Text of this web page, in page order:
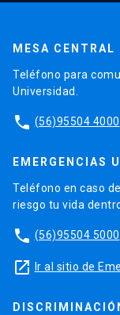
MESA CENTRAL
Teléfono para
Universidad.
phone (56)95504 4000
EMERGENCIAS
Teléfono en caso
riesgo tu vida
phone (56)95504 5000
launch Ir al sitio de